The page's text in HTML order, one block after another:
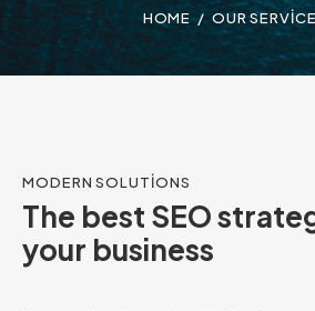
HOME OUR
MODERN SOLUTIONS
The best SEO
your business